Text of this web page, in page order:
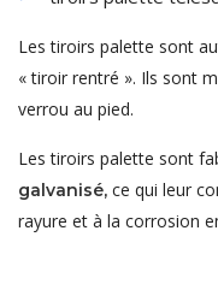
Les tiroirs palette sont
« tiroir rentré ». Ils sont
verrou au pied.
Les tiroirs palette sont
galvanisé, ce qui leur
rayure et à la corrosion